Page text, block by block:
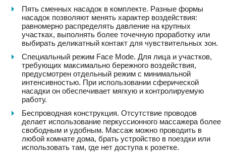
Пять сменных насадок в комплекте. Разные формы
насадок позволяют менять характер воздействия:
равномерно распределять давление на крупных
участках, выполнять более точечную проработку или
выбирать деликатный контакт для чувствительных зон.
Специальный режим Face Mode. Для лица и участков,
требующих максимально бережного воздействия,
предусмотрен отдельный режим с минимальной
интенсивностью. При использовании сферической
насадки он обеспечивает мягкую и контролируемую
работу.
Беспроводная конструкция. Отсутствие проводов
делает использование перкуссионного массажера более
свободным и удобным. Массаж можно проводить в
любой комнате дома, брать устройство в поездки или
использовать там, где нет доступа к розетке.